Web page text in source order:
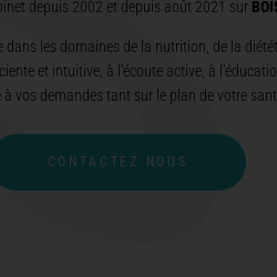
depuis 2002 et depuis août 2021 sur
dans les domaines de la nutrition, de la
et intuitive, à l'écoute active, à
vos demandes tant sur le plan de votre
CONTACTEZ NOUS